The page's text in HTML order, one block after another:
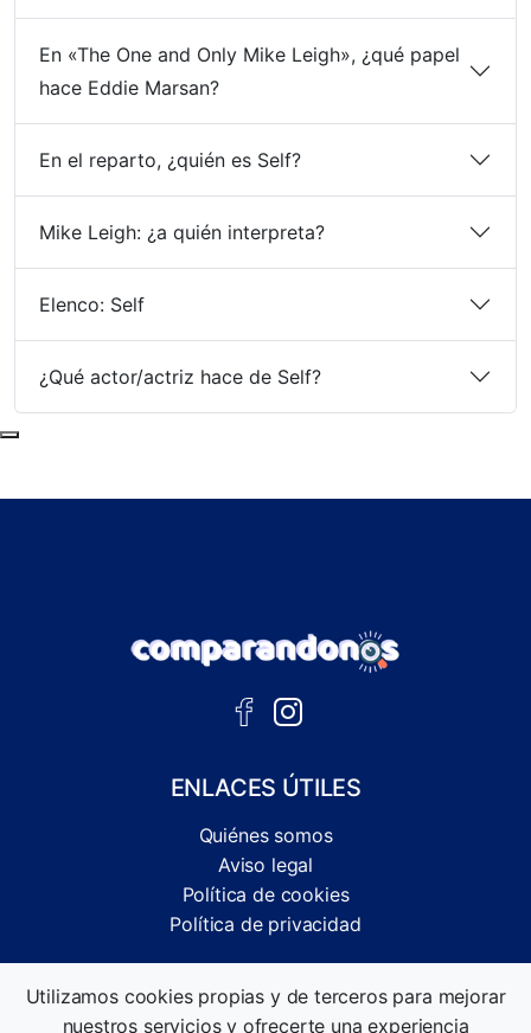
En «The One and Only Mike Leigh», ¿qué papel
hace Eddie Marsan?
En el reparto, ¿quién es Self?
Mike Leigh: ¿a quién interpreta?
Elenco: Self
¿Qué actor/actriz hace de Self?
ENLACES ÚTILES
Quiénes somos
Aviso legal
Política de cookies
Política de privacidad
informativas.
Utilizamos cookies propias y de terceros para mejorar
nuestros servicios y ofrecerte una experiencia